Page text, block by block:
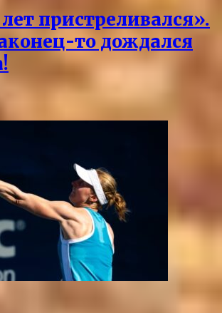
пристреливался».
то дождался